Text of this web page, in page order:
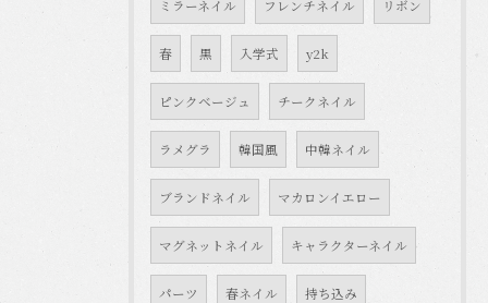
ミラーネイル フレンチネイル リボン
春 黒 入学式 y2k
ピンクベージュ チークネイル
ラメグラ 韓国風 中韓ネイル
ブランドネイル マカロンイエロー
マグネットネイル キャラクターネイル
パーツ 春ネイル 持ち込み